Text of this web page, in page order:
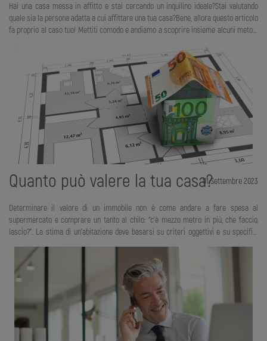
Hai una casa messa in affitto e stai cercando un inquilino ideale?Stai valutando
quale sia la persona adatta a cui affittare una tua casa?Bene, allora questo articolo
fa proprio al caso tuo! Mettiti comodo e andiamo a scoprire insieme alcuni metodi
quella giusta. Nel mondo degli affitti questa è una situazione molto comune. Molto
spesso infatti ai proprietari di casa si presenta il comprensibile bisogno di capire
se la persona alla quale stanno per affittare un’abitazione sia quella giusta,
affidabile e onesta. Ma, a meno che non si conosca personalmente la persona, e
anche in questi casi non s
Quanto può valere la tua casa?01 Settembre 2023
Determinare il valore di un immobile non è come andare a fare spesa al
supermercato e comprare un tanto al chilo: “c’è mezzo metro in più, che faccio,
lascio?”. La stima di un’abitazione deve basarsi su criteri oggettivi e su specifici
istituzionale è rappresentata dal “Codice delle valutazioni immobiliari” edito da
Tecnoborsa, l’Organizzazione del sistema delle Camere di Commercio per lo
sviluppo e la regolazione dell’economia immobiliare. Esso rappresenta il punto di
riferimento largamente utilizzato per tutti gli aspetti di tipo procedu